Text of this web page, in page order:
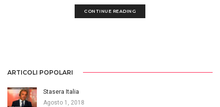
CONTINUE READING
ARTICOLI POPOLARI
Stasera Italia
Agosto 1, 2018